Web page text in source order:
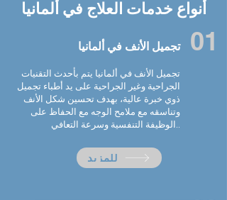
أنواع خدمات العلاج في ألمانيا
تجميل الأنف في ألمانيا
تجميل الأنف في ألمانيا يتم بأحدث التقنيات
الجراحية وغير الجراحية على يد أطباء تجميل
ذوي خبرة عالية، بهدف تحسين شكل الأنف
وتناسقه مع ملامح الوجه مع الحفاظ على
الوظيفة التنفسية وسرعة التعافي..
01
للمزيد